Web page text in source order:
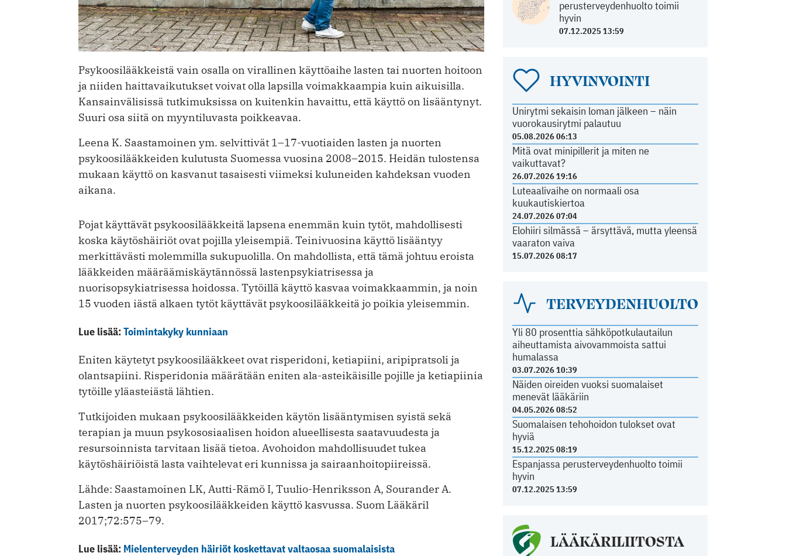
perusterveydenhuolto toimii
hyvin
07.12.2025 13:59
HYVINVOINTI
Unirytmi sekaisin loman jälkeen – näin
vuorokausirytmi palautuu
05.08.2026 06:13
Mitä ovat minipillerit ja miten ne
vaikuttavat?
26.07.2026 19:16
Luteaalivaihe on normaali osa
kuukautiskiertoa
24.07.2026 07:04
Elohiiri silmässä – ärsyttävä, mutta yleensä
vaaraton vaiva
15.07.2026 08:17
TERVEYDENHUOLTO
Yli 80 prosenttia sähköpotkulautailun
aiheuttamista aivovammoista sattui
humalassa
03.07.2026 10:39
Näiden oireiden vuoksi suomalaiset
menevät lääkäriin
04.05.2026 08:52
Suomalaisen tehohoidon tulokset ovat
hyviä
15.12.2025 08:19
Espanjassa perusterveydenhuolto toimii
hyvin
07.12.2025 13:59
LÄÄKÄRILIITOSTA
Psykoosilääkkeistä vain osalla on virallinen käyttöaihe lasten tai nuorten hoitoon
ja niiden haittavaikutukset voivat olla lapsilla voimakkaampia kuin aikuisilla.
Kansainvälisissä tutkimuksissa on kuitenkin havaittu, että käyttö on lisääntynyt.
Suuri osa siitä on myyntiluvasta poikkeavaa.
Leena K. Saastamoinen ym. selvittivät 1–17-vuotiaiden lasten ja nuorten
psykoosilääkkeiden kulutusta Suomessa vuosina 2008–2015. Heidän tulostensa
mukaan käyttö on kasvanut tasaisesti viimeksi kuluneiden kahdeksan vuoden
aikana.
Pojat käyttävät psykoosilääkkeitä lapsena enemmän kuin tytöt, mahdollisesti
koska käytöshäiriöt ovat pojilla yleisempiä. Teinivuosina käyttö lisääntyy
merkittävästi molemmilla sukupuolilla. On mahdollista, että tämä johtuu eroista
lääkkeiden määräämiskäytännössä lastenpsykiatrisessa ja
nuorisopsykiatrisessa hoidossa. Tytöillä käyttö kasvaa voimakkaammin, ja noin
15 vuoden iästä alkaen tytöt käyttävät psykoosilääkkeitä jo poikia yleisemmin.
Lue lisää:Toimintakyky kunniaan
Eniten käytetyt psykoosilääkkeet ovat risperidoni, ketiapiini, aripipratsoli ja
olantsapiini. Risperidonia määrätään eniten ala-asteikäisille pojille ja ketiapiinia
tytöille yläasteiästä lähtien.
Tutkijoiden mukaan psykoosilääkkeiden käytön lisääntymisen syistä sekä
terapian ja muun psykososiaalisen hoidon alueellisesta saatavuudesta ja
resursoinnista tarvitaan lisää tietoa. Avohoidon mahdollisuudet tukea
käytöshäiriöistä lasta vaihtelevat eri kunnissa ja sairaanhoitopiireissä.
Lähde: Saastamoinen LK, Autti-Rämö I, Tuulio-Henriksson A, Sourander A.
Lasten ja nuorten psykoosilääkkeiden käyttö kasvussa. Suom Lääkäril
2017;72:575–79.
Lue lisää: Mielenterveyden häiriöt koskettavat valtaosaa suomalaisista